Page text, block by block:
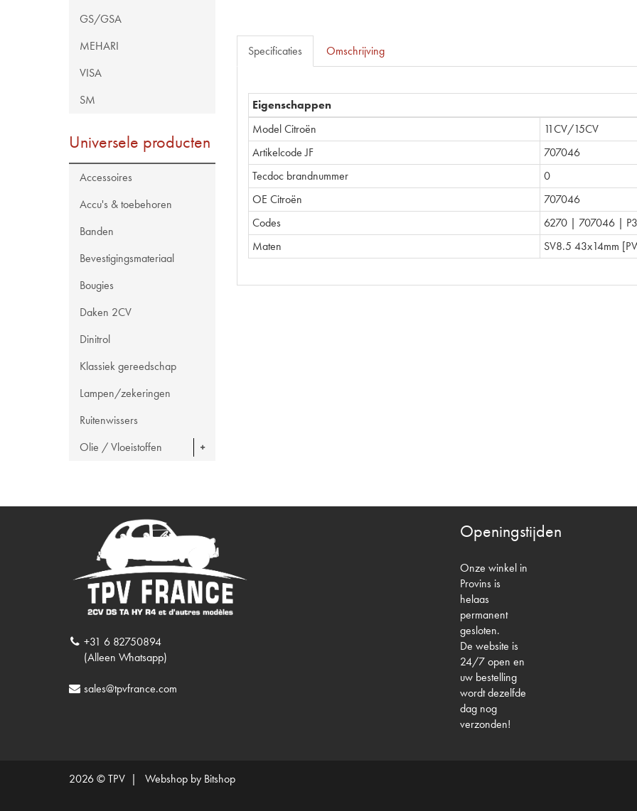
GS/GSA
MEHARI
VISA
SM
Universele producten
Accessoires
Accu's & toebehoren
Banden
Bevestigingsmateriaal
Bougies
Daken 2CV
Dinitrol
Klassiek gereedschap
Lampen/zekeringen
Ruitenwissers
Olie / Vloeistoffen
Specificaties Omschrijving
Eigenschappen
Model Citroën
11CV/15CV
Artikelcode JF
707046
Tecdoc brandnummer
0
OE Citroën
707046
Codes
6270 | 707046 |
Maten
SV8.5 43x14mm
+31 6 82750894
(Alleen Whatsapp)
sales@tpvfrance.com
Openingstijden
Onze winkel in
Provins is
helaas
permanent
gesloten.
De website is
24/7 open en
uw bestelling
wordt dezelfde
dag nog
verzonden!
2026 © TPV | Webshop by Bitshop